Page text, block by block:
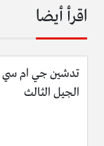
اقرأ أيضا
الجيل الثالث